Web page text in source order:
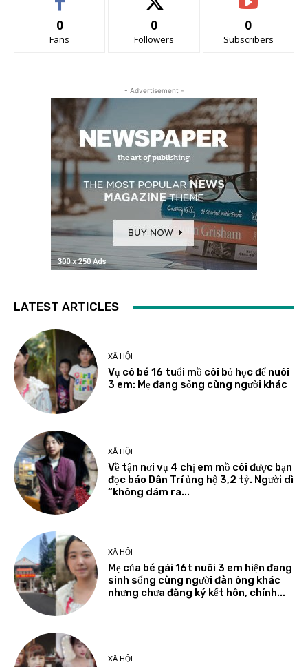
0
Fans
0
Followers
0
Subscribers
- Advertisement -
LATEST ARTICLES
XÃ HỘI
Vụ cô bé 16 tuổi mồ côi bỏ học để nuôi
3 em: Mẹ đang sống cùng người khác
XÃ HỘI
Về tận nơi vụ 4 chị em mồ côi được bạn
đọc báo Dân Trí ủng hộ 3,2 tỷ. Người dì
“không dám ra...
XÃ HỘI
Mẹ của bé gái 16t nuôi 3 em hiện đang
sinh sống cùng người đàn ông khác
nhưng chưa đăng ký kết hôn, chính...
XÃ HỘI